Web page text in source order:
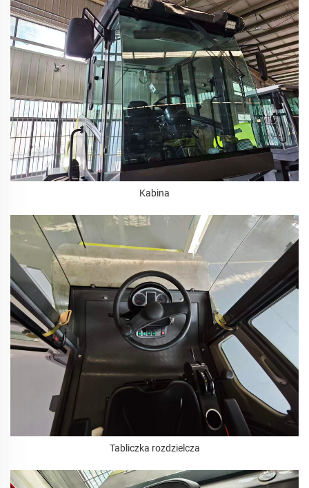
Kabina
Tabliczka rozdzielcza